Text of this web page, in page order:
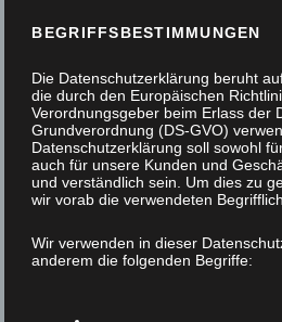
Tischlerei David Müller in
18. Dezember 2020
BEGRIFFSBESTIMMUNGEN
Die Datenschutzerklärung beruht
die durch den Europäischen
Verordnungsgeber beim Erlass der
Grundverordnung (DS-GVO)
Datenschutzerklärung soll sowohl
auch für unsere Kunden und
und verständlich sein. Um dies zu
wir vorab die verwendeten
Wir verwenden in dieser
anderem die folgenden Begriffe: